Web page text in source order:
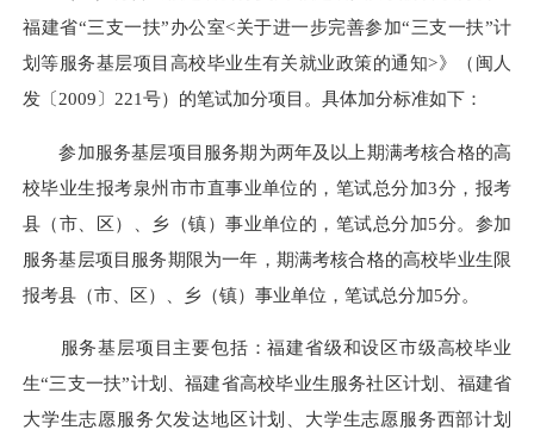
福建省“三支一扶”办公室<关于进一步完善参加“三支一扶”计
划等服务基层项目高校毕业生有关就业政策的通知>》（闽人
发〔2009〕221号）的笔试加分项目。具体加分标准如下：
参加服务基层项目服务期为两年及以上期满考核合格的高
校毕业生报考泉州市市直事业单位的，笔试总分加3分，报考
县（市、区）、乡（镇）事业单位的，笔试总分加5分。参加
服务基层项目服务期限为一年，期满考核合格的高校毕业生限
报考县（市、区）、乡（镇）事业单位，笔试总分加5分。
服务基层项目主要包括：福建省级和设区市级高校毕业
生“三支一扶”计划、福建省高校毕业生服务社区计划、福建省
大学生志愿服务欠发达地区计划、大学生志愿服务西部计划